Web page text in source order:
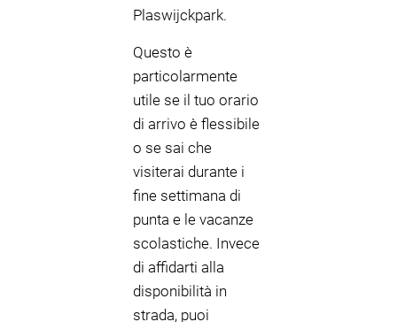
Plaswijckpark.
Questo è
particolarmente
utile se il tuo orario
di arrivo è flessibile
o se sai che
visiterai durante i
fine settimana di
punta e le vacanze
scolastiche. Invece
di affidarti alla
disponibilità in
strada, puoi